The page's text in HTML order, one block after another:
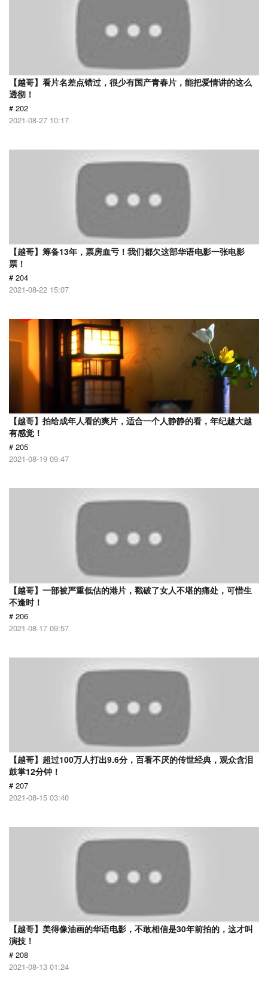
【越哥】看片名差点错过，很少有国产青春片，能把爱情讲的这么
透彻！
# 202
2021-08-27 10:17
【越哥】筹备13年，票房血亏！我们都欠这部华语电影一张电影
票！
# 204
2021-08-22 15:07
【越哥】拍给成年人看的爽片，适合一个人静静的看，年纪越大越
有感觉！
# 205
2021-08-19 09:47
【越哥】一部被严重低估的港片，戳破了女人不堪的痛处，可惜生
不逢时！
# 206
2021-08-17 09:57
【越哥】超过100万人打出9.6分，百看不厌的传世经典，观众含泪
鼓掌12分钟！
# 207
2021-08-15 03:40
【越哥】美得像油画的华语电影，不敢相信是30年前拍的，这才叫
演技！
# 208
2021-08-13 01:24